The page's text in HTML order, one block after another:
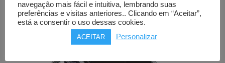
navegação mais fácil e intuitiva, lembrando suas
preferências e visitas anteriores.. Clicando em “Aceitar”,
está a consentir o uso dessas cookies.
ACEITAR Personalizar